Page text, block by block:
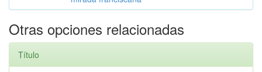
Otras opciones relacionadas
Título